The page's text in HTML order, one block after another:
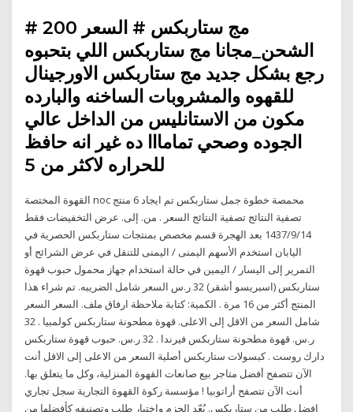
مج ستاربكس # السعر 200 #
الشحن_مجانا مج ستاربكس اللي بتحبوه
رجع بشكل جديد مج ستاربكس الاورجينال
للقهوه والمشروبات الساخنه والبارده
مكون من الاستانليس من الداخل عالي
الجوده وصحي تمامااا ده غير انه حافظ
للحراره لاكثر من 5
القهوة المختصة noc محمصة خطوة جمل ستاربكس تم ايجاد 6 منتج
تصفية النتائج تصفية النتائج السعر . من. إلى. عرض التخفيضات فقط
14‏‏/9‏‏/1437 بعد الهجرة قسم مخصص بمنتجات ستاربكس الحصرية في
اليابان استخدم الأسهم اليمنى / اليمنى للتنقل في عرض الشرائح أو
التمرير إلى اليسار / اليمين في حالة استخدام جهاز محمول حبوب قهوة
ستاربكس (اسبريسو أشقر) 32 ر.س السعر شامل الضريبه. تم شراء هذا
المنتج أكثر من 16 مرة . الكمية: كتابة ملاحظة ارفاق ملف. السعر السعر
شامل السعر من الاقل إلى الاعلى. قهوة مطحونة ستاربكس كولمبيا . 32
ر.س. قهوة مطحونة ستاربكس فيرندا . 32 ر.س. حبوب قهوة ستاربكس
دارك روست . كبسولات ستاربكس أصلية السعر من الاعلى إلى الاقل أنت
الآن تتصفح أفضل متاجر بيع صانعات القهوة المنزلية، وكل ما يتعلق بها.
أنت الآن تتصفح أراتوبيا ! مؤسسة ركوة القهوة التجارية سجل تجاري
افضل طلب من ستاربكس. يُعّد الجزم واختيار طلب وتصنيفه كأفضلها من